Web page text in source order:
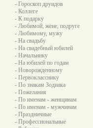
- Гороскоп друидов
- Коллеге
- К подарку
- Любимой, жене, подруге
- Любимому, мужу
- На свадьбу
- На свадебный юбилей
- Начальнику
- На юбилей по годам
- Новорожденному
- Первокласснику
- По знакам Зодиака
- Пожелания
- По именам - женщинам
- По именам - мужчинам
- Праздничные
- Профессиональные